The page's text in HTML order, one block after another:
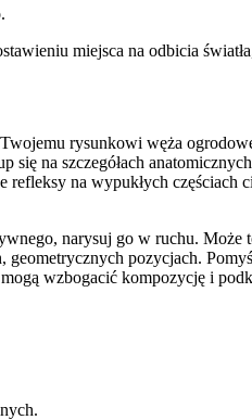
miejsca na odbicia
rysunkowi węża
na szczegółach
na wypukłych częściach
narysuj go w ruchu. Może
pozycjach.
wzbogacić kompozycję i